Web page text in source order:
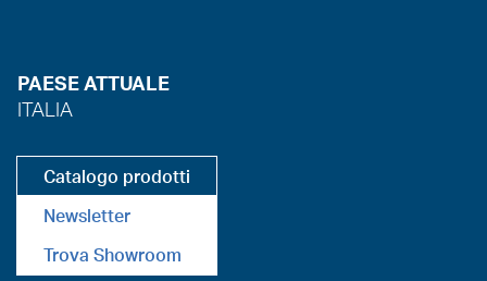
PAESE ATTUALE
ITALIA
Catalogo prodotti
Newsletter
Trova Showroom